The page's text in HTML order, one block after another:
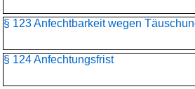
§ 123 Anfechtbarkeit wegen
§ 124 Anfechtungsfrist